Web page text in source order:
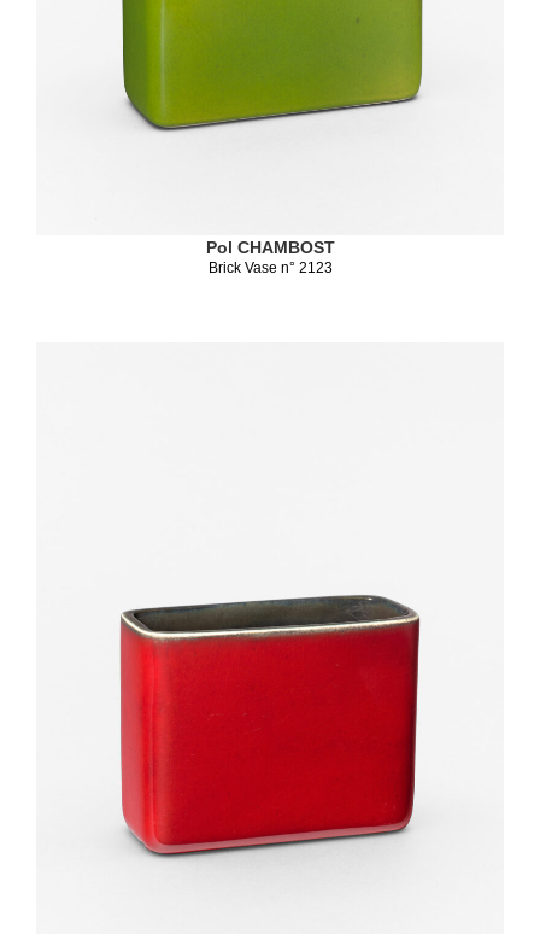
Pol CHAMBOST
Brick Vase n° 2123